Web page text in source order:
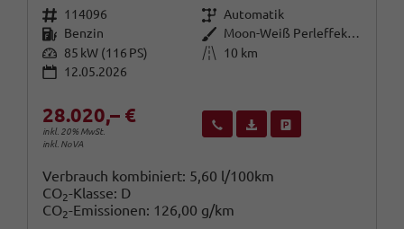
Fahrzeugnr. 114096 Getriebe Automatik
Kraftstoff Benzin Außenfarbe
Moon-Weiß Perleffekt / Dach in B
Leistung 85 kW (116 PS) Kilometerstand
10 km
12.05.2026
28.020,– €
inkl. 20% MwSt.
inkl. NoVA
Wir rufen Sie anFahrzeugexposé (PDF)
Verbrauch kombiniert: 5,60 l/100km
CO2-Klasse: D
CO2-Emissionen: 126,00 g/km